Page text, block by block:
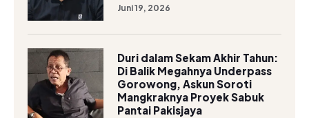
Juni 19, 2026
Duri dalam Sekam Akhir Tahun:
Di Balik Megahnya Underpass
Gorowong, Askun Soroti
Mangkraknya Proyek Sabuk
Pantai Pakisjaya